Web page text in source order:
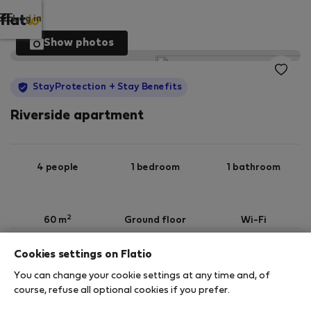
Log in
Show photos
StayProtection + Stay Benefits
Riverside apartment
4 people 1 bedroom 1 bathroom
60 m2 Ground floor Wi-Fi
StayProtection Stay Benefits
Your stay in this accommodation will be covered
by ourStayProtectionpackage withStay Benefits
Cookies settings on Flatio
You can change your cookie settings at any time and, of
course, refuse all optional cookies if you prefer.